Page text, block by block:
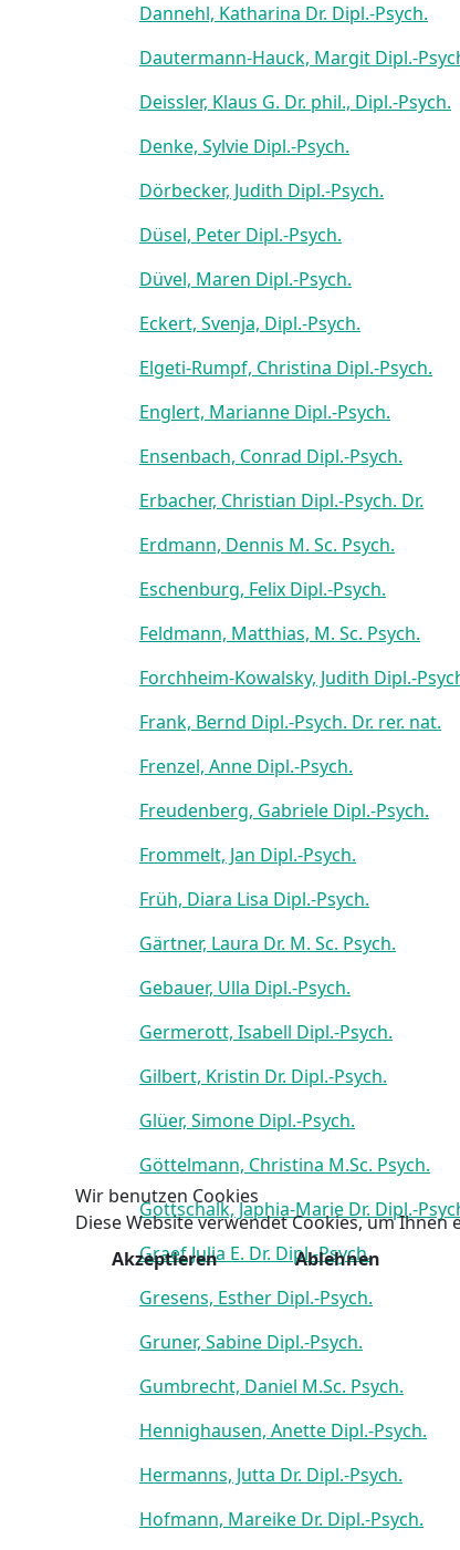
Dannehl, Katharina Dr. Dipl.-Psych.
Dautermann-Hauck, Margit Dipl.-
Deissler, Klaus G. Dr. phil., Dipl.-Psych.
Denke, Sylvie Dipl.-Psych.
Dörbecker, Judith Dipl.-Psych.
Düsel, Peter Dipl.-Psych.
Düvel, Maren Dipl.-Psych.
Eckert, Svenja, Dipl.-Psych.
Elgeti-Rumpf, Christina Dipl.-Psych.
Englert, Marianne Dipl.-Psych.
Ensenbach, Conrad Dipl.-Psych.
Erbacher, Christian Dipl.-Psych. Dr.
Erdmann, Dennis M. Sc. Psych.
Eschenburg, Felix Dipl.-Psych.
Feldmann, Matthias, M. Sc. Psych.
Forchheim-Kowalsky, Judith Dipl.-
Frank, Bernd Dipl.-Psych. Dr. rer. nat.
Frenzel, Anne Dipl.-Psych.
Freudenberg, Gabriele Dipl.-Psych.
Frommelt, Jan Dipl.-Psych.
Früh, Diara Lisa Dipl.-Psych.
Gärtner, Laura Dr. M. Sc. Psych.
Gebauer, Ulla Dipl.-Psych.
Germerott, Isabell Dipl.-Psych.
Gilbert, Kristin Dr. Dipl.-Psych.
Glüer, Simone Dipl.-Psych.
Göttelmann, Christina M.Sc. Psych.
Gottschalk, Japhia-Marie Dr. Dipl.-
Graef Julia E. Dr. Dipl.-Psych.
Gresens, Esther Dipl.-Psych.
Gruner, Sabine Dipl.-Psych.
Gumbrecht, Daniel M.Sc. Psych.
Hennighausen, Anette Dipl.-Psych.
Hermanns, Jutta Dr. Dipl.-Psych.
Hofmann, Mareike Dr. Dipl.-Psych.
Wir benutzen Cookies
Diese Website verwendet Cookies, um
Akzeptieren
Ablehnen